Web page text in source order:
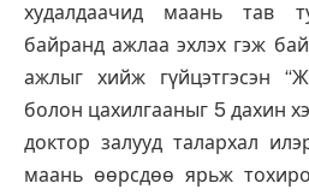
худалдаачид маань тав
байранд ажлаа эхлэх гэж
ажлыг хийж гүйцэтгэсэн
болон цахилгааныг 5 дахин
доктор залууд талархал
маань өөрсдөө ярьж